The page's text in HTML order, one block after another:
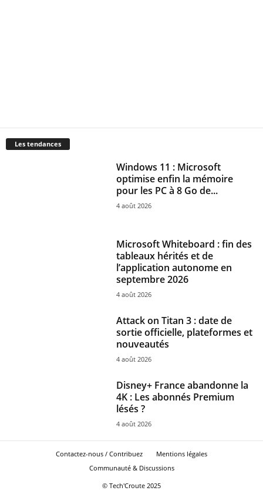
Les tendances
Windows 11 : Microsoft
optimise enfin la mémoire
pour les PC à 8 Go de...
4 août 2026
Microsoft Whiteboard : fin des
tableaux hérités et de
l’application autonome en
septembre 2026
4 août 2026
Attack on Titan 3 : date de
sortie officielle, plateformes et
nouveautés
4 août 2026
Disney+ France abandonne la
4K : Les abonnés Premium
lésés ?
4 août 2026
Contactez-nous / Contribuez
Mentions légales
Communauté & Discussions
© Tech'Croute 2025